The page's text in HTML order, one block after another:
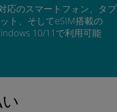
応のスマートフォン、タブ
ト、そしてeSIM搭載の
10/11で利用可能